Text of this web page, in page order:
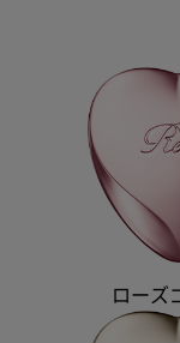
ローズ